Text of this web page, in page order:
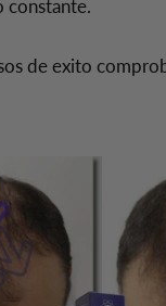
constante.
de exito